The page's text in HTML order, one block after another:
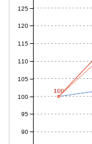
100
100
100
100
90
95
100
105
110
115
120
125